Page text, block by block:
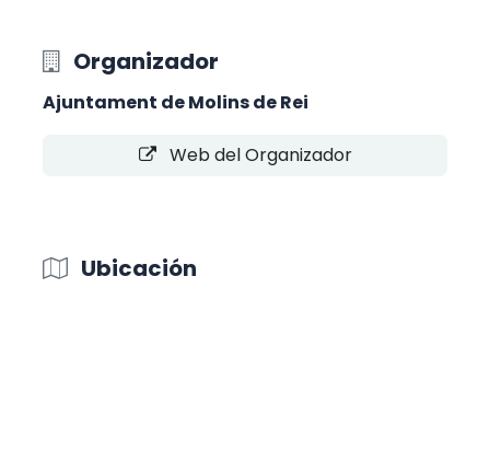
Organizador
Ajuntament de Molins de Rei
Web del Organizador
Ubicación